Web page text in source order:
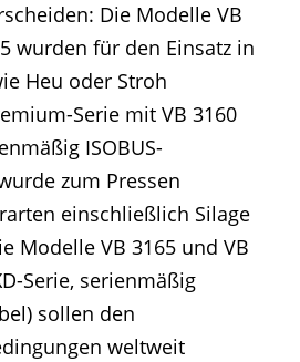
Die Modelle VB
wurden für den Einsatz in
Heu oder Stroh
Serie mit VB 3160
ISOBUS-
zum Pressen
einschließlich Silage
Modelle VB 3165 und VB
Serie, serienmäßig
sollen den
weltweit